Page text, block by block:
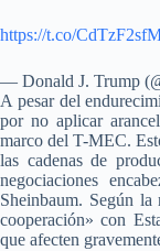
https://t.co/
— Donald J. Trump
A pesar del
por no aplicar
marco del T-MEC.
las cadenas de
negociaciones
Sheinbaum. Según
cooperación» con
que afecten